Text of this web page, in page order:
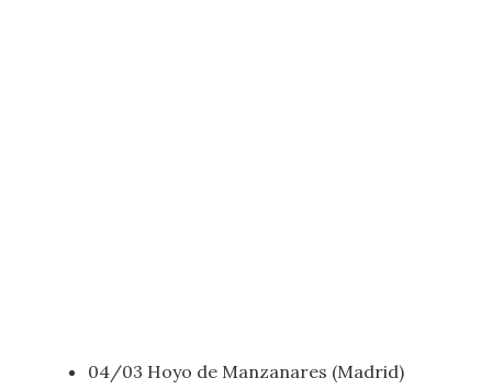
04/03 Hoyo de Manzanares (Madrid)